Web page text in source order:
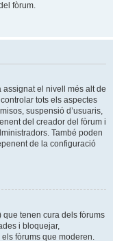
fòrum.
assignat el nivell més alt de
tots els aspectes
suspensió d’usuaris,
del creador del fòrum i
També poden
de la configuració
que tenen cura dels fòrums
i bloquejar,
fòrums que moderen.